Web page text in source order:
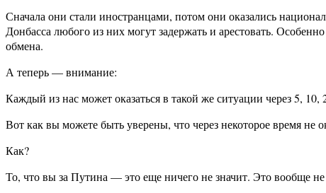
Сначала они стали иностранцами, потом они оказались
Донбасса любого из них могут задержать и арестовать.
обмена.
А теперь — внимание:
Каждый из нас может оказаться в такой же ситуации через 5,
Вот как вы можете быть уверены, что через некоторое время не
Как?
То, что вы за Путина — это еще ничего не значит. Это вообще